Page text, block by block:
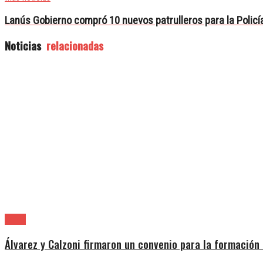
Lanús Gobierno compró 10 nuevos patrulleros para la
Noticias relacionadas
Álvarez y Calzoni firmaron un convenio para la